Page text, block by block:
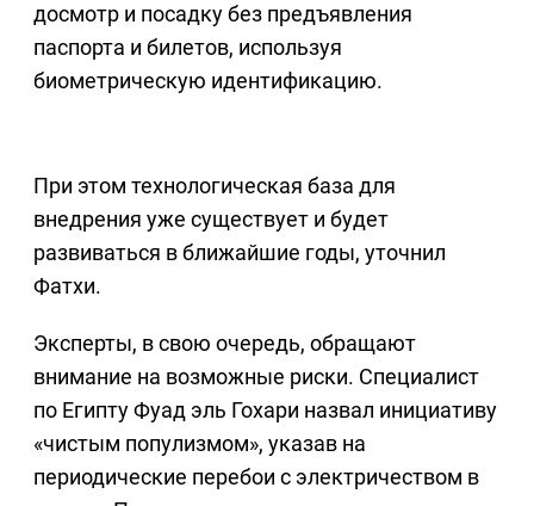
досмотр и посадку без предъявления
паспорта и билетов, используя
биометрическую идентификацию.
При этом технологическая база для
внедрения уже существует и будет
развиваться в ближайшие годы, уточнил
Фатхи.
Эксперты, в свою очередь, обращают
внимание на возможные риски. Специалист
по Египту Фуад эль Гохари назвал инициативу
«чистым популизмом», указав на
периодические перебои с электричеством в